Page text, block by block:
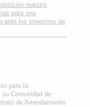
nuestro
para una
ante los siniestros de
para la
Comunidad de
de Arrendamiento